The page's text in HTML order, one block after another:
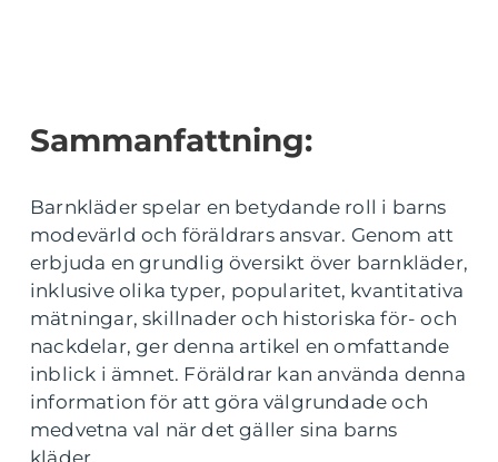
Sammanfattning:
Barnkläder spelar en betydande roll i barns
modevärld och föräldrars ansvar. Genom att
erbjuda en grundlig översikt över barnkläder,
inklusive olika typer, popularitet, kvantitativa
mätningar, skillnader och historiska för- och
nackdelar, ger denna artikel en omfattande
inblick i ämnet. Föräldrar kan använda denna
information för att göra välgrundade och
medvetna val när det gäller sina barns